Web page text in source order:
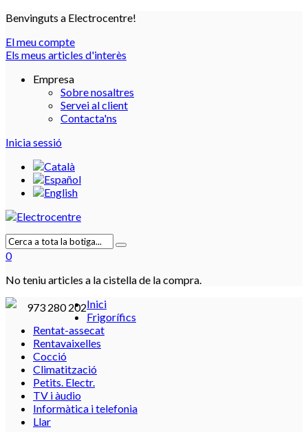
Benvinguts a Electrocentre!
El meu compte
Els meus articles d'interès
Empresa
Sobre nosaltres
Servei al client
Contacta'ns
Inicia sessió
0
No teniu articles a la cistella de la compra.
973 280 202Inici
Frigorífics
Rentat-assecat
Rentavaixelles
Cocció
Climatització
Petits. Electr.
TV i àudio
Informàtica i telefonia
Llar